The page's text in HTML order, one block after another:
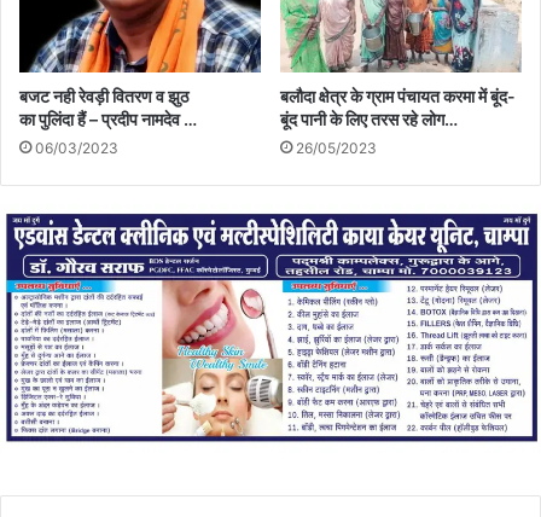
बजट नही रेवड़ी वितरण व झुठ
का पुलिंदा हैं – प्रदीप नामदेव …
06/03/2023
बलौदा क्षेत्र के ग्राम पंचायत करमा में बूंद-
बूंद पानी के लिए तरस रहे लोग…
26/05/2023